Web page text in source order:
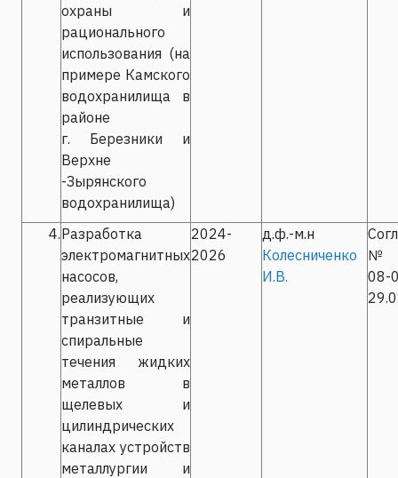
охраны и
рационального
использования (на
примере Камского
водохранилища в
районе
г. Березники и
Верхне
-Зырянского
водохранилища)
4.Разработка
электромагнитных
насосов,
реализующих
транзитные и
спиральные
течения жидких
металлов в
щелевых и
цилиндрических
каналах устройств
металлургии и
2024-
2026
д.ф.-м.н
Колесниченко
И.В.
№
08-